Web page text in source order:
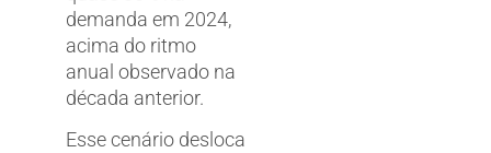
demanda em 2024,
acima do ritmo
anual observado na
década anterior.
Esse cenário desloca